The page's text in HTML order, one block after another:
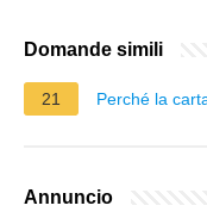
Domande simili
21 Perché la
Annuncio